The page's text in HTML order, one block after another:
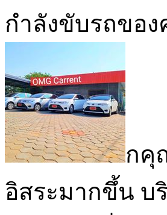
กำลังขับรถขอ
กคุ
อิสระมากขึ้น บ